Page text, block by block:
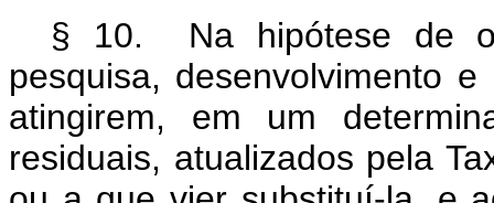
§ 10. Na hipótese de
pesquisa, desenvolvimento
atingirem, em um
residuais, atualizados pela